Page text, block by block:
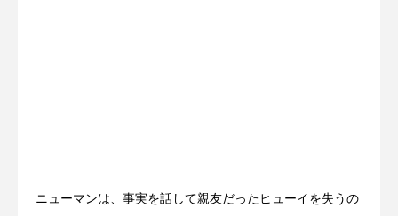
ニューマンは、事実を話して親友だったヒューイを失うの